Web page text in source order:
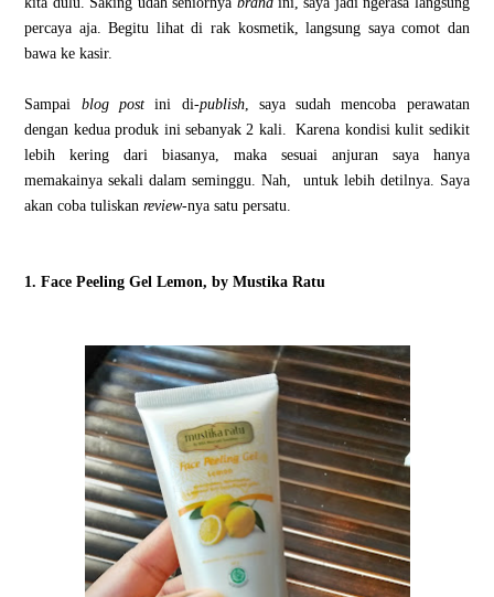
percaya aja. Begitu lihat di rak kosmetik, langsung saya comot dan
bawa ke kasir.
Sampai blog postini di-publish, saya sudah mencoba perawatan
dengan kedua produk ini sebanyak 2 kali.
Karena kondisi kulit sedikit
lebih kering dari biasanya, maka sesuai anjuran saya hanya
memakainya sekali dalam seminggu. Nah,
untuk lebih detilnya. Saya
akan coba tuliskanreview-nya satu persatu.
1. Face Peeling Gel Lemon, by Mustika Ratu